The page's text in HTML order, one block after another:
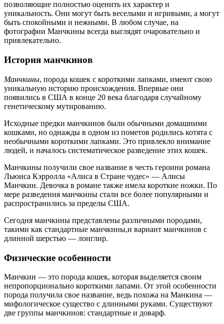
позволяющие полностью оценить их характер и
уникальность. Они могут быть веселыми и игривыми, а могут
быть спокойными и нежными. В любом случае, на
фотографии Манчкины всегда выглядят очаровательно и
привлекательно.
История манчкинов
Манчкины, порода кошек с короткими лапками, имеют свою
уникальную историю происхождения. Впервые они
появились в США в конце 20 века благодаря случайному
генетическому мутированию.
Исходные предки манчкинов были обычными домашними
кошками, но однажды в одном из пометов родились котята с
необычными короткими лапками. Это привлекло внимание
людей, и началось систематическое разведение этих кошек.
Манчкины получили свое название в честь героини романа
Льюиса Кэрролла «Алиса в Стране чудес» — Алисы
Манчкин. Девочка в романе также имела короткие ножки. По
мере разведения манчкины стали все более популярными и
распространились за пределы США.
Сегодня манчкины представлены различными породами,
такими как стандартные манчкины,и вариант манчкинов с
длинной шерстью — лонглир.
Физические особенности
Манчкин — это порода кошек, которая выделяется своим
непропорционально короткими лапами. От этой особенности
порода получила свое название, ведь похожа на Манкина —
мифологическое существо с длинными руками. Существуют
две группы манчкинов: стандартные и доварф.